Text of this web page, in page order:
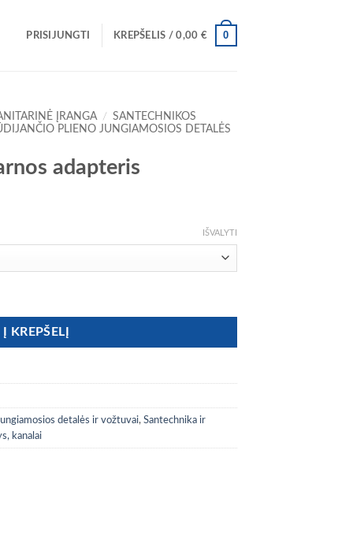
PRISIJUNGTI KREPŠELIS /0,00 € 0
ĮRANGA / SANTECHNIKOS
PLIENO JUNGIAMOSIOS DETALĖS
adapteris
IŠVALYTI
adapteris
Į KREPŠELĮ
detalės ir vožtuvai, Santechnika ir
kanalai